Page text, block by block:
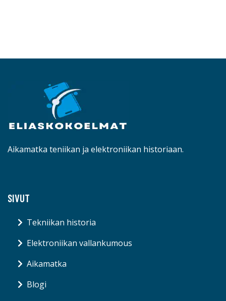
Aikamatka teniikan ja elektroniikan historiaan.
SIVUT
Tekniikan historia
Elektroniikan vallankumous
Aikamatka
Blogi